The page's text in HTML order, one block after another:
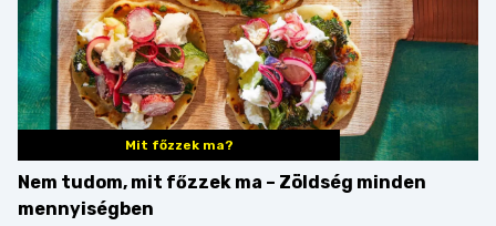
Mit főzzek ma?
Nem tudom, mit főzzek ma – Zöldség minden
mennyiségben